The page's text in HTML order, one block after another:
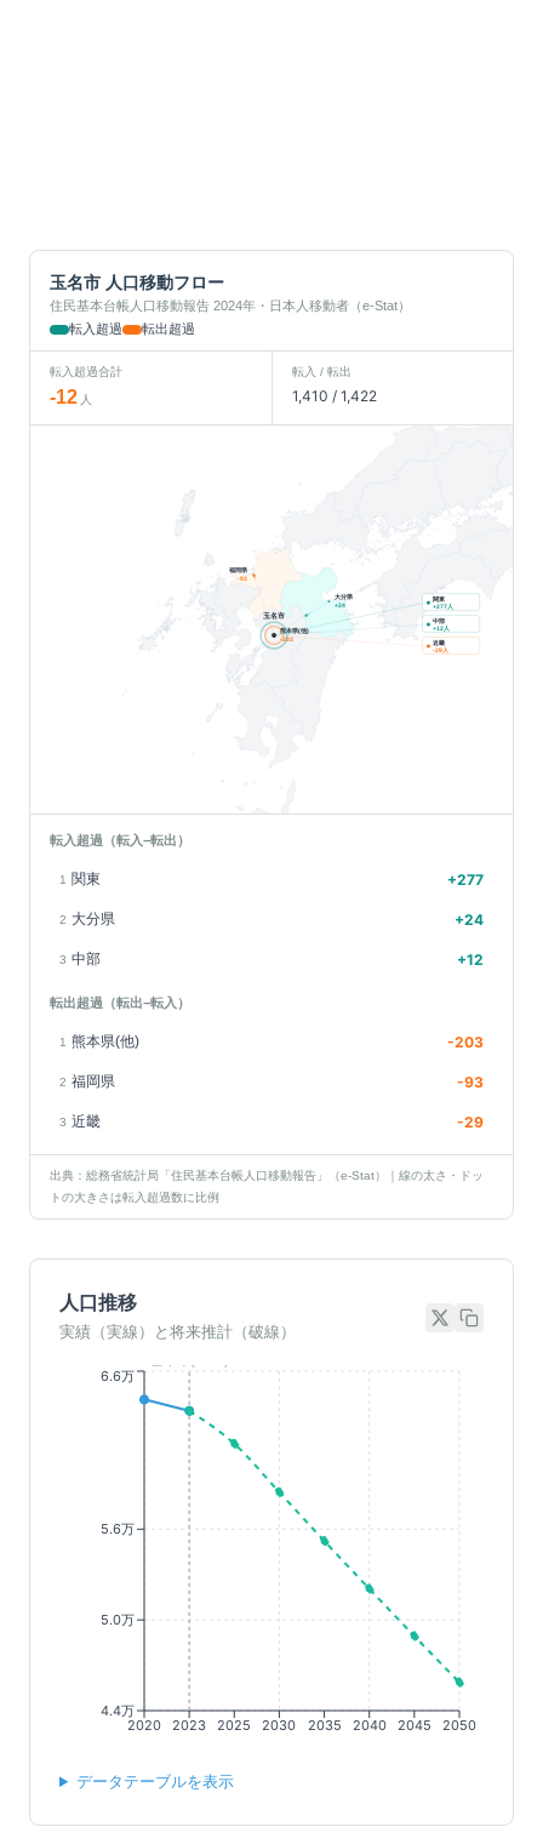
玉名市 人口移動フロー
住民基本台帳人口移動報告 2024年・日本人移動者（e-Stat）
転入超過
転出超過
転入超過合計
-12 人
転入 / 転出
1,410 / 1,422
大分県
+24
福岡県
-93
熊本県(他)
-203
玉名市
関東
+277人
中部
+12人
近畿
-29人
転入超過（転入−転出）
1 関東 +277
2 大分県 +24
3 中部 +12
転出超過（転出−転入）
1 熊本県(他) -203
2 福岡県 -93
3 近畿 -29
出典：総務省統計局「住民基本台帳人口移動報告」（e-Stat）｜線の太さ・ドッ
トの大きさは転入超過数に比例
人口推移
実績（実線）と将来推計（破線）
2020 2023 2025 2030 2035 2040 2045 2050
4.4万
5.0万
5.6万
6.6万
データテーブルを表示